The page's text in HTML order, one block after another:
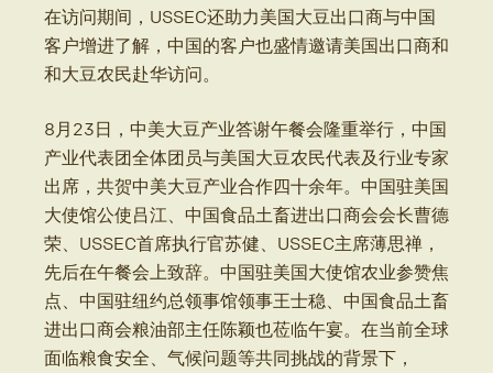
在访问期间，USSEC还助力美国大豆出口商与中国
客户增进了解，中国的客户也盛情邀请美国出口商和
和大豆农民赴华访问。
8月23日，中美大豆产业答谢午餐会隆重举行，中国
产业代表团全体团员与美国大豆农民代表及行业专家
出席，共贺中美大豆产业合作四十余年。中国驻美国
大使馆公使吕江、中国食品土畜进出口商会会长曹德
荣、USSEC首席执行官苏健、USSEC主席薄思禅，
先后在午餐会上致辞。中国驻美国大使馆农业参赞焦
点、中国驻纽约总领事馆领事王士稳、中国食品土畜
进出口商会粮油部主任陈颖也莅临午宴。在当前全球
面临粮食安全、气候问题等共同挑战的背景下，